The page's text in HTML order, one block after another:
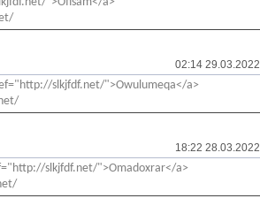
02:14 29.03.2022
slkjfdf.net/">Owulumeqa</a>
18:22 28.03.2022
slkjfdf.net/">Omadoxrar</a>